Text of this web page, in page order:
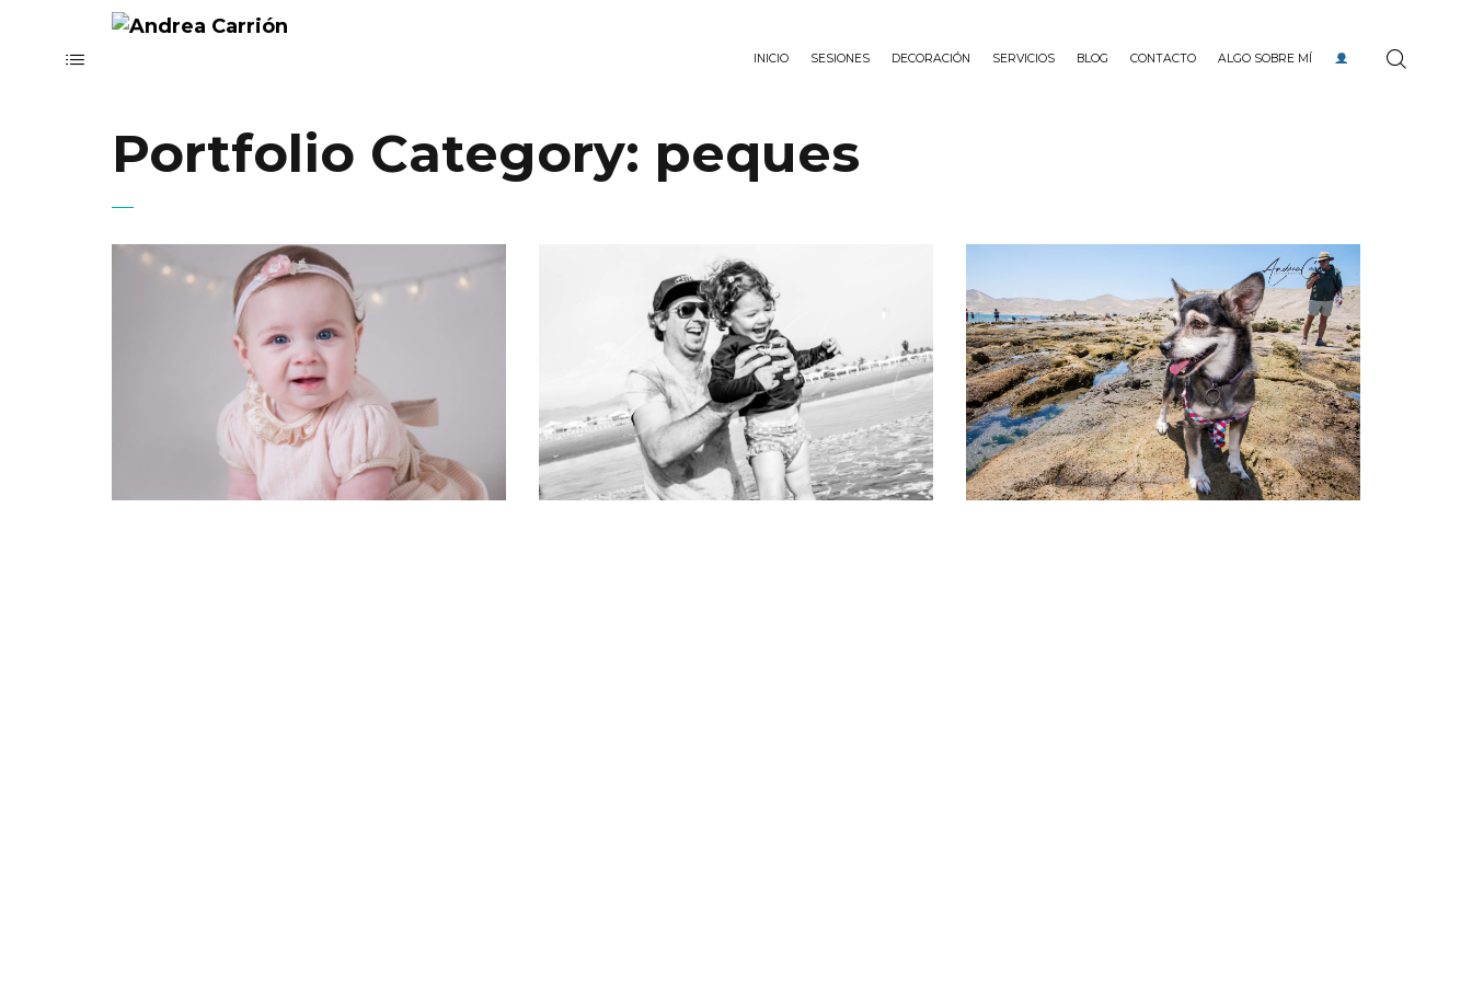
INICIO SESIONES DECORACIÓN SERVICIOS BLOG CONTACTO ALGO SOBRE MÍ
Portfolio Category: peques